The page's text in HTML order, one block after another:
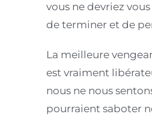
vous ne devriez
de terminer et de
La meilleure
est vraiment
nous ne nous
pourraient saboter